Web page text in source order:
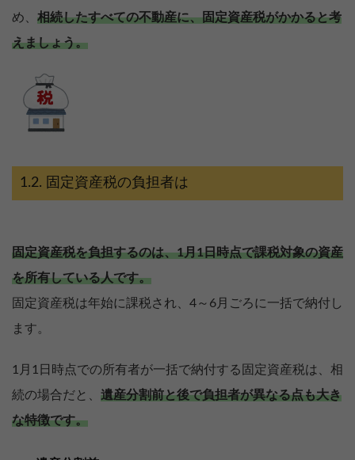
め、 相続したすべての不動産に、固定資産税がかかると考
えましょう。
固定資産税の負担者は
固定資産税を負担するのは、1月1日時点で課税対象の資産
を所有している人です。
固定資産税は年始に課税され、4～6月ごろに一括で納付し
ます。
1月1日時点での所有者が一括で納付する固定資産税は、相
続の場合だと、 遺産分割前と後で負担者が異なる点も大き
な特徴です。